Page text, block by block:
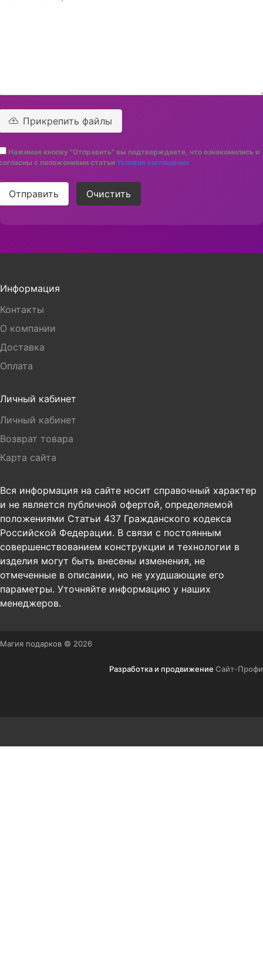
Прикрепить файлы
Нажимая кнопку "Отправить" вы подтверждаете, что ознакомились и
с положениями статьи Условия соглашения
Отправить Очистить
Информация
Контакты
О компании
Доставка
Оплата
Личный кабинет
Личный кабинет
Возврат товара
Карта сайта
Вся информация на сайте носит справочный характер
и не является публичной офертой, определяемой
положениями Статьи 437 Гражданского кодекса
Российской Федерации. В связи с постоянным
совершенствованием конструкции и технологии в
изделия могут быть внесены изменения, не
отмеченные в описании, но не ухудшающие его
параметры. Уточняйте информацию у наших
менеджеров.
Магия подарков © 2026
Разработка и продвижение Сайт-Профи